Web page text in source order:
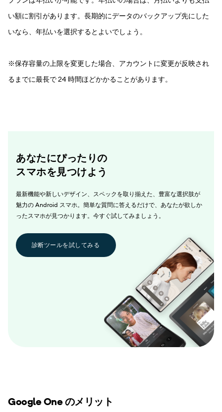
い額に割引があります。長期的にデータのバックアップ先にした
いなら、年払いを選択するとよいでしょう。
※保存容量の上限を変更した場合、アカウントに変更が反映され
るまでに最長で 24 時間ほどかかることがあります。
あなたにぴったりの
スマホを見つけよう
最新機能や新しいデザイン、スペックを取り揃えた、豊富な選択肢が
魅力の Android スマホ。簡単な質問に答えるだけで、あなたが欲しか
ったスマホが見つかります。今すぐ試してみましょう。
診断ツールを試してみる
Google One のメリット